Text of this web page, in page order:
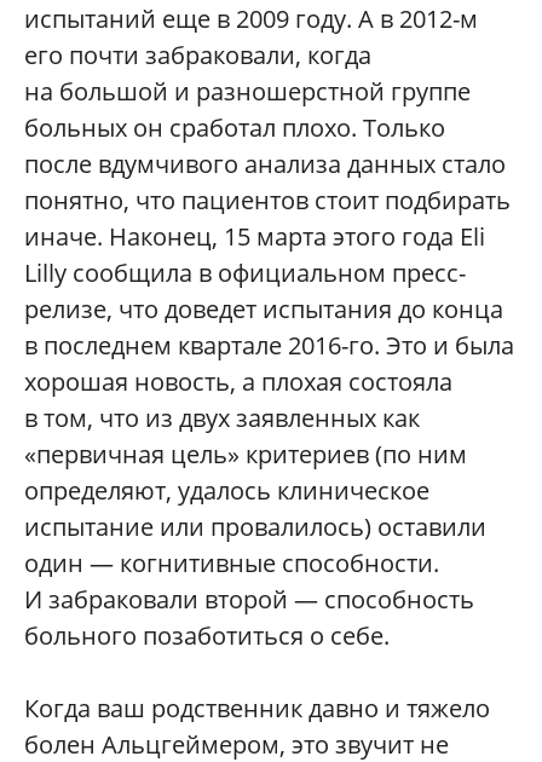
испытаний еще в 2009 году. А в 2012-м
его почти забраковали, когда
на большой и разношерстной группе
больных он сработал плохо. Только
после вдумчивого анализа данных стало
понятно, что пациентов стоит подбирать
иначе. Наконец, 15 марта этого года Eli
Lilly сообщила в официальном пресс-
релизе, что доведет испытания до конца
в последнем квартале 2016-го. Это и была
хорошая новость, а плохая состояла
в том, что из двух заявленных как
«первичная цель» критериев (по ним
определяют, удалось клиническое
испытание или провалилось) оставили
один — когнитивные способности.
И забраковали второй — способность
больного позаботиться о себе.
Когда ваш родственник давно и тяжело
болен Альцгеймером, это звучит не